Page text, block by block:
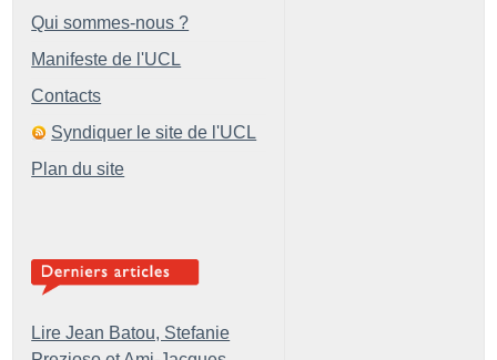
Qui sommes-nous ?
Manifeste de l'UCL
Contacts
Syndiquer le site de l'UCL
Plan du site
Lire Jean Batou, Stefanie